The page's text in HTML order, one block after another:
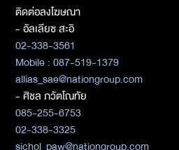
ติดต่อลงโฆษณา
- อัลเลียซ สะอิ
02-338-3561
Mobile : 087-519-1379
allias_sae@nationgroup.com
- ศิชล ภวัตโณทัย
085-255-6753
02-338-3325